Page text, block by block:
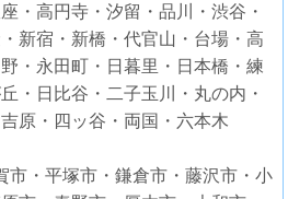
・高円寺・汐留・品川・渋谷・
新宿・新橋・代官山・台場・高
・永田町・日暮里・日本橋・練
・日比谷・二子玉川・丸の内・
原・四ッ谷・両国・六本木
市・平塚市・鎌倉市・藤沢市・小